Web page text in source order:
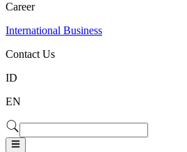
Career
International Business
Contact Us
ID
EN